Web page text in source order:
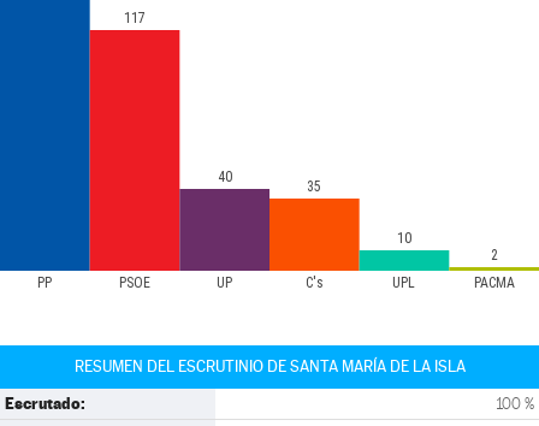
PP PSOE UP C's UPL PACMA
117
40
35
10
2
RESUMEN DEL ESCRUTINIO DE SANTA MARÍA DE LA ISLA
Escrutado: 100 %